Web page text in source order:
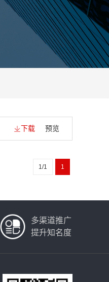
预览
下载
1
1/1
多渠道推广
提升知名度